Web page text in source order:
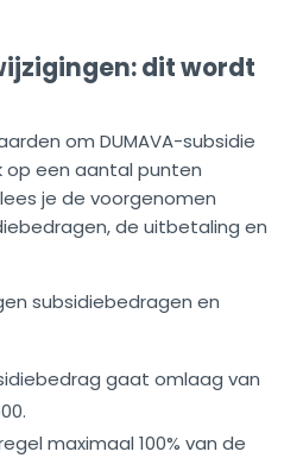
dit wordt
om DUMAVA-subsidie
op een aantal punten
je de voorgenomen
de uitbetaling en
subsidiebedragen en
gaat omlaag van
maximaal 100% van de